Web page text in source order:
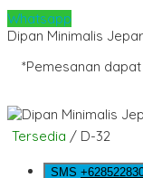
Whatsapp
Dipan Minimalis
*Pemesanan
Tersedia / D-32
SMS